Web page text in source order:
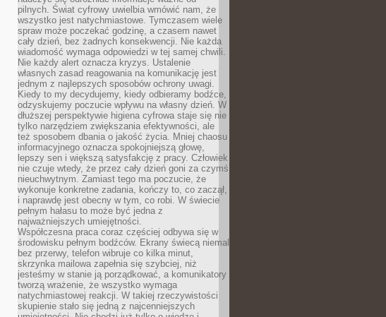
pilnych. Świat cyfrowy uwielbia wmówić nam, że
wszystko jest natychmiastowe. Tymczasem wiele
spraw może poczekać godzinę, a czasem nawet
cały dzień, bez żadnych konsekwencji. Nie każda
wiadomość wymaga odpowiedzi w tej samej chwili.
Nie każdy alert oznacza kryzys. Ustalenie
własnych zasad reagowania na komunikację jest
jednym z najlepszych sposobów ochrony uwagi.
Kiedy to my decydujemy, kiedy odbieramy bodźce,
odzyskujemy poczucie wpływu na własny dzień. W
dłuższej perspektywie higiena cyfrowa staje się nie
tylko narzędziem zwiększania efektywności, ale
też sposobem dbania o jakość życia. Mniej chaosu
informacyjnego oznacza spokojniejszą głowę,
lepszy sen i większą satysfakcję z pracy. Człowiek
nie czuje wtedy, że przez cały dzień goni za czymś
nieuchwytnym. Zamiast tego ma poczucie, że
wykonuje konkretne zadania, kończy to, co zaczął,
i naprawdę jest obecny w tym, co robi. W świecie
pełnym hałasu to może być jedna z
najważniejszych umiejętności.
Współczesna praca coraz częściej odbywa się w
środowisku pełnym bodźców. Ekrany świecą niemal
bez przerwy, telefon wibruje co kilka minut,
skrzynka mailowa zapełnia się szybciej, niż
jesteśmy w stanie ją porządkować, a komunikatory
tworzą wrażenie, że wszystko wymaga
natychmiastowej reakcji. W takiej rzeczywistości
skupienie stało się jedną z najcenniejszych